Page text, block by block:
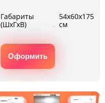
Габариты
(ШхГхВ)
54х60х175
см
Оформить